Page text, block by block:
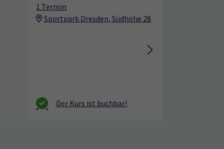
10 Termine
Sportpark Dresden, Südhöhe 28